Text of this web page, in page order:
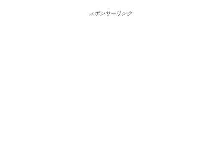
スポンサーリンク